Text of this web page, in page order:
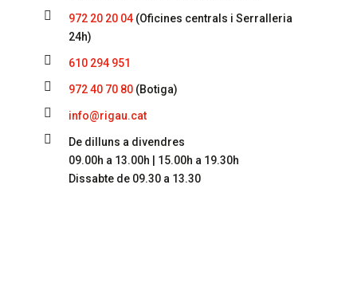
 972 20 20 04 (Oficines centrals i Serralleria
24h)
 610 294 951
 972 40 70 80 (Botiga)
 info@rigau.cat

De dilluns a divendres
09.00h a 13.00h | 15.00h a 19.30h
Dissabte de 09.30 a 13.30